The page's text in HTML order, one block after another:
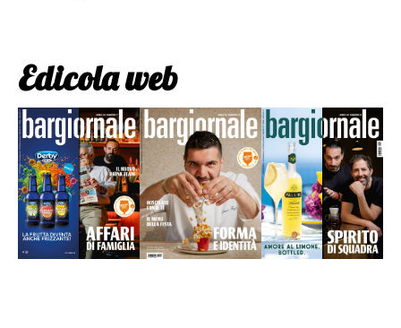
Edicola web